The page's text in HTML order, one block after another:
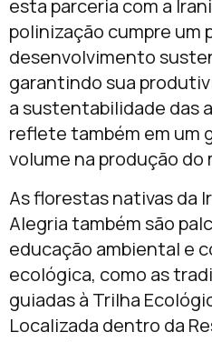
esta parceria com a
polinização cumpre um
desenvolvimento
garantindo sua
a sustentabilidade das
reflete também em um
volume na produção do
As florestas nativas da
Alegria também são
educação ambiental e
ecológica, como as
guiadas à Trilha
Localizada dentro da